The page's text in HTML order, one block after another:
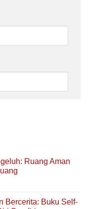
Ruang Aman
Bercerita: Buku Self-